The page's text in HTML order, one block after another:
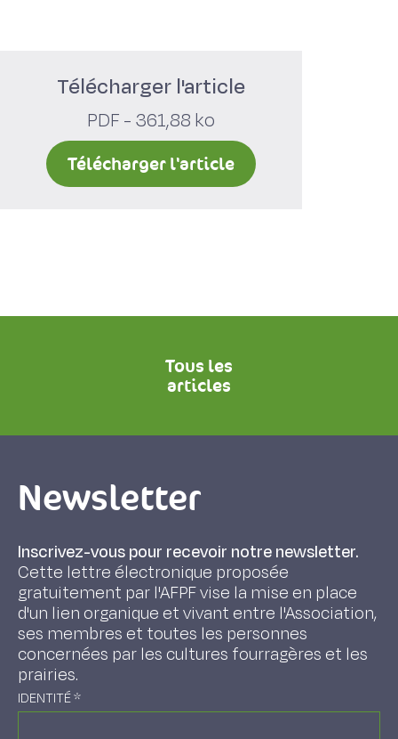
Télécharger l'article
PDF - 361,88 ko
Télécharger l'article
Tous les
articles
Newsletter
Inscrivez-vous pour recevoir notre newsletter.
Cette lettre électronique proposée
gratuitement par l'AFPF vise la mise en place
d'un lien organique et vivant entre l'Association,
ses membres et toutes les personnes
concernées par les cultures fourragères et les
prairies.
IDENTITÉ*